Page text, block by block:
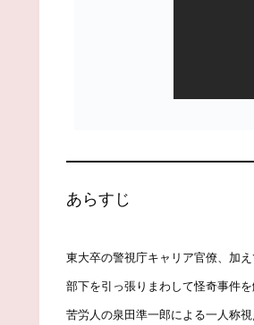
あらすじ
東大卒の警視庁キャリア官僚、加
部下を引っ張りまわして怪奇事件
苦労人の泉田準一郎による一人称視